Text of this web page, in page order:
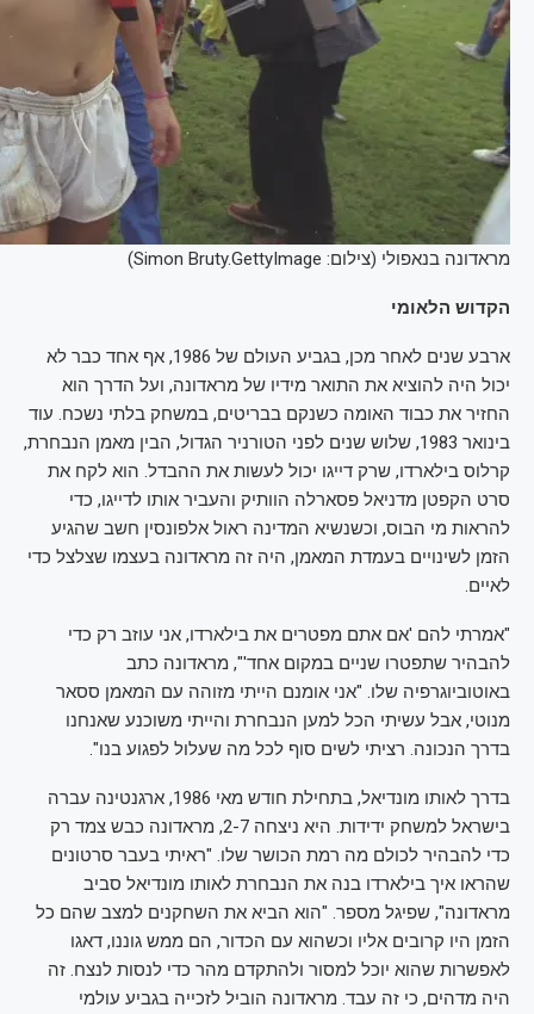
מראדונה בנאפולי (צילום: Simon Bruty.GettyImage)
הקדוש הלאומי
ארבע שנים לאחר מכן, בגביע העולם של 1986, אף אחד כבר לא
יכול היה להוציא את התואר מידיו של מראדונה, ועל הדרך הוא
החזיר את כבוד האומה כשנקם בבריטים, במשחק בלתי נשכח. עוד
בינואר 1983, שלוש שנים לפני הטורניר הגדול, הבין מאמן הנבחרת,
קרלוס בילארדו, שרק דייגו יכול לעשות את ההבדל. הוא לקח את
סרט הקפטן מדניאל פסארלה הוותיק והעביר אותו לדייגו, כדי
להראות מי הבוס, וכשנשיא המדינה ראול אלפונסין חשב שהגיע
הזמן לשינויים בעמדת המאמן, היה זה מראדונה בעצמו שצלצל כדי
לאיים.
"אמרתי להם 'אם אתם מפטרים את בילארדו, אני עוזב רק כדי
להבהיר שתפטרו שניים במקום אחד'", מראדונה כתב
באוטוביוגרפיה שלו. "אני אומנם הייתי מזוהה עם המאמן ססאר
מנוטי, אבל עשיתי הכל למען הנבחרת והייתי משוכנע שאנחנו
בדרך הנכונה. רציתי לשים סוף לכל מה שעלול לפגוע בנו".
בדרך לאותו מונדיאל, בתחילת חודש מאי 1986, ארגנטינה עברה
בישראל למשחק ידידות. היא ניצחה 2-7, מראדונה כבש צמד רק
כדי להבהיר לכולם מה רמת הכושר שלו. "ראיתי בעבר סרטונים
שהראו איך בילארדו בנה את הנבחרת לאותו מונדיאל סביב
מראדונה", שפיגל מספר. "הוא הביא את השחקנים למצב שהם כל
הזמן היו קרובים אליו וכשהוא עם הכדור, הם ממש גוננו, דאגו
לאפשרות שהוא יוכל למסור ולהתקדם מהר כדי לנסות לנצח. זה
היה מדהים, כי זה עבד. מראדונה הוביל לזכייה בגביע עולמי